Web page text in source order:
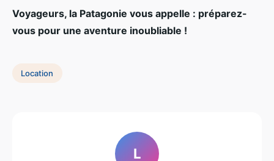
Voyageurs, la Patagonie vous appelle : préparez-
vous pour une aventure inoubliable !
Location
L